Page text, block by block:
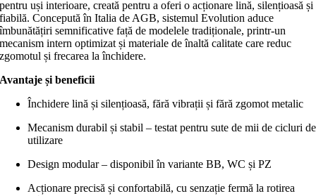
pentru uși interioare, creată pentru a oferi o acționare lină, silențioasă și
fiabilă. Concepută în Italia de AGB, sistemul Evolution aduce
îmbunătățiri semnificative față de modelele tradiționale, printr-un
mecanism intern optimizat și materiale de înaltă calitate care reduc
zgomotul și frecarea la închidere.
Avantaje și beneficii
Închidere lină și silențioasă, fără vibrații și fără zgomot metalic
Mecanism durabil și stabil – testat pentru sute de mii de cicluri de
utilizare
Design modular – disponibil în variante BB, WC și PZ
Acționare precisă și confortabilă, cu senzație fermă la rotirea